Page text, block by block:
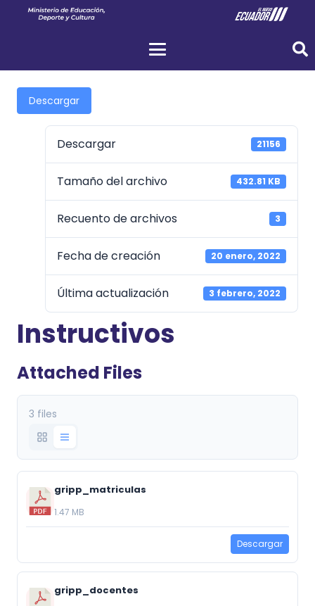
Descargar
Descargar 21156
Tamaño del archivo 432.81 KB
Recuento de archivos 3
Fecha de creación 20 enero, 2022
Última actualización 3 febrero, 2022
Instructivos
Attached Files
3 files
gripp_matriculas
1.47 MB
Descargar
gripp_docentes